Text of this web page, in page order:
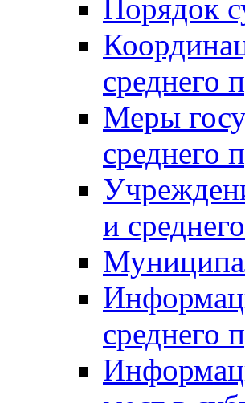
Порядок
среднего
Меры
среднего
и
среднего